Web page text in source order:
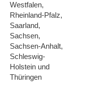
Westfalen,
Rheinland-Pfalz,
Saarland,
Sachsen,
Sachsen-Anhalt,
Schleswig-
Holstein und
Thüringen